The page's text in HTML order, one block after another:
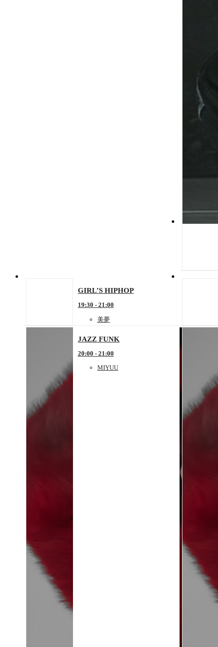
GIRL’S HIPHOP
19:30 - 21:00
美夢
JAZZ FUNK
20:00 - 21:00
MIYUU